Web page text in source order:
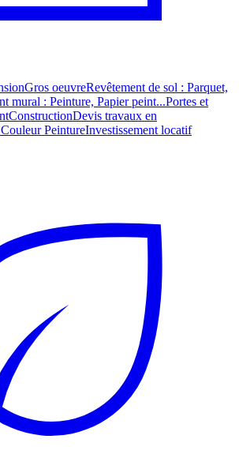
Gros oeuvreRevêtement de sol : Parquet,
mural : Peinture, Papier peint...Portes et
ConstructionDevis travaux en
PeintureInvestissement locatif